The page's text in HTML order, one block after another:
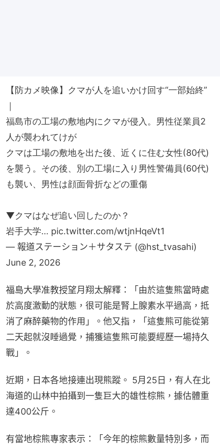
【防カメ映像】クマが人を追いかけ回す“一部始終”
｜
福島市の工場の敷地内にクマが侵入。男性従業員2
人が襲われてけが
クマは工場の敷地を出た後、近くに住む女性(80代)
を襲う。その後、別の工場に入り男性警備員(60代)
も襲い、男性は顔面骨折などの重傷
▼クマはなぜ追い回したのか？
岩手大学… pic.twitter.com/wtjnHqeVt1
— 報道ステーション＋サタステ (@hst_tvasahi)
June 2, 2026
福島大學准教授望月翔太解釋：「由於這隻熊當時處
於高度激動的狀態，很可能是腎上腺素水平過高，抵
消了麻醉藥物的作用」。他又指，「這隻熊可能從第
二天起就沒睡過覺，捕獲這隻熊可能要經歷一場持久
戰」。
近期，日本各地接連出現熊蹤。 5月25日，有人在北
海道的山林中拍攝到一隻巨大的雄性棕熊，據估體重
達400公斤。
有當地棕熊專家表示：「今年的棕熊數量特別多，而